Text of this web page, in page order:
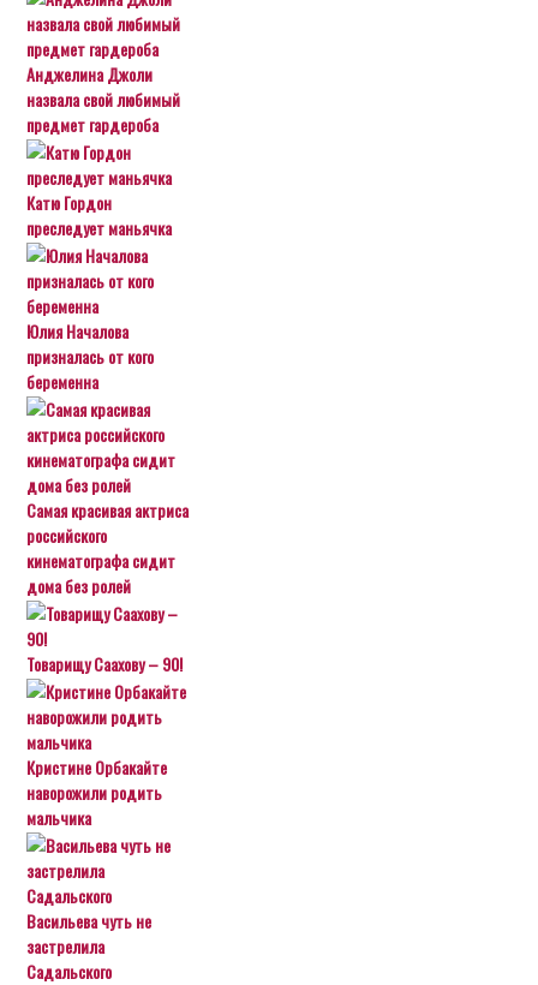
Анджелина Джоли
назвала свой любимый
предмет гардероба
Катю Гордон
преследует маньячка
Юлия Началова
призналась от кого
беременна
Самая красивая актриса
российского
кинематографа сидит
дома без ролей
Товарищу Саахову – 90!
Кристине Орбакайте
наворожили родить
мальчика
Васильева чуть не
застрелила
Садальского